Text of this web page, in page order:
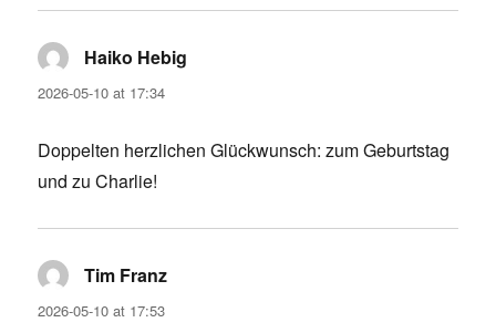
Haiko Hebig
2026-05-10 at 17:34
Doppelten herzlichen Glückwunsch: zum Geburtstag
und zu Charlie!
Tim Franz
2026-05-10 at 17:53